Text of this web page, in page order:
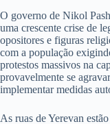
O governo de Nikol
uma crescente crise de
opositores e figuras
com a população
protestos massivos na
provavelmente se
implementar medidas
As ruas de Yerevan